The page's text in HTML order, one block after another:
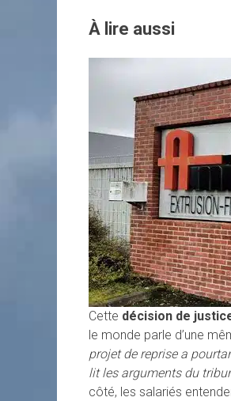
À lire aussi
Cette décision de
le monde parle d’une
projet de reprise a
lit les arguments du
côté, les salariés